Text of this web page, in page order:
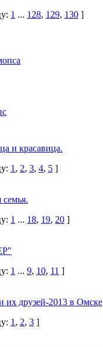
1 ... 128, 129, 130 ]
и красавица.
1 , 2, 3, 4, 5 ]
1 ... 18, 19, 20 ]
1 ... 9, 10, 11 ]
их друзей-2013 в Омске
1 , 2, 3 ]